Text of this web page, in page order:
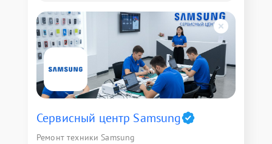
Сервисный центр Samsung
Ремонт техники Samsung